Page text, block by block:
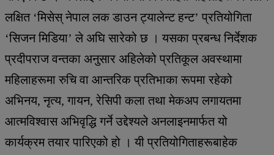
लक्षित ‘मिसेस् नेपाल लक डाउन ट्यालेन्ट हन्ट’ प्रतियोगिता
‘सिजन मिडिया’ ले अघि सारेको छ । यसका प्रबन्ध निर्देशक
प्रदीपराज वन्तका अनुसार अहिलेको प्रतिकूल अवस्थामा
महिलाहरूमा रुचि वा आन्तरिक प्रतिभाका रूपमा रहेको
अभिनय, नृत्य, गायन, रेसिपी कला तथा मेकअप लगायतमा
आत्मविश्वास अभिवृद्धि गर्ने उद्देश्यले अनलाइनमार्फत यो
कार्यक्रम तयार पारिएको हो । यी प्रतियोगिताहरूबाहेक